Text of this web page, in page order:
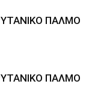
ΠΑΛΜΟ
ΠΑΛΜΟ